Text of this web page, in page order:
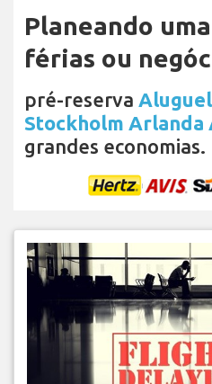
Planeando
férias ou
pré-reserva
Stockholm
grandes economias.